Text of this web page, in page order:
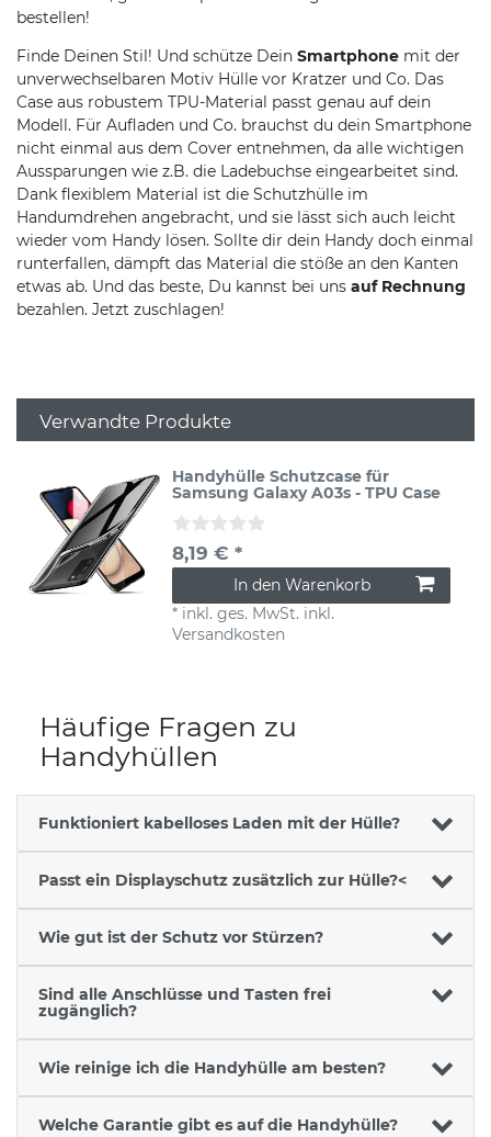
bestellen!
Finde Deinen Stil! Und schütze Dein Smartphone mit der
unverwechselbaren Motiv Hülle vor Kratzer und Co. Das
Case aus robustem TPU-Material passt genau auf dein
Modell. Für Aufladen und Co. brauchst du dein Smartphone
nicht einmal aus dem Cover entnehmen, da alle wichtigen
Aussparungen wie z.B. die Ladebuchse eingearbeitet sind.
Dank flexiblem Material ist die Schutzhülle im
Handumdrehen angebracht, und sie lässt sich auch leicht
wieder vom Handy lösen. Sollte dir dein Handy doch einmal
runterfallen, dämpft das Material die stöße an den Kanten
etwas ab. Und das beste, Du kannst bei uns auf Rechnung
bezahlen. Jetzt zuschlagen!
Verwandte Produkte
Handyhülle Schutzcase für
Samsung Galaxy A03s - TPU Case
8,19 € *
In den Warenkorb
* inkl. ges. MwSt. inkl.
Versandkosten
Häufige Fragen zu
Handyhüllen
Funktioniert kabelloses Laden mit der Hülle?
Passt ein Displayschutz zusätzlich zur Hülle?<
Wie gut ist der Schutz vor Stürzen?
Sind alle Anschlüsse und Tasten frei
zugänglich?
Wie reinige ich die Handyhülle am besten?
Welche Garantie gibt es auf die Handyhülle?